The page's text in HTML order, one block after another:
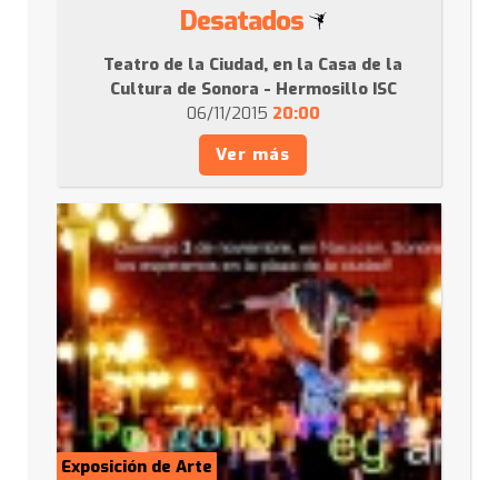
Desatados
Teatro de la Ciudad, en la Casa de la
Cultura de Sonora - Hermosillo ISC
06/11/2015 20:00
Ver más
Exposición de Arte